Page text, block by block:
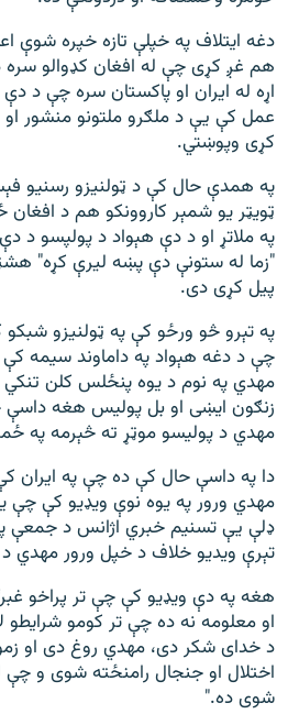
دغه ایتلاف په خپلې تازه خپره شوې
هم غږ کړى چې له افغان کډوالو سره
اړه له ایران او پاکستان سره چې د
عمل کې یې د ملګرو ملتونو منشور او
کړی وپوښتي.
په همدې حال کې د ټولنیزو رسنيو
ټویټر یو شمېر کاروونکو هم د
په ملاتړ او د دې هېواد د پولپسو د
"زما له ستونې دې پښه لیرې کړه"
پیل کړی دی.
په تېرو څو ورځو کې په ټولنيزو
چې د دغه هېواد په داماوند سيمه
مهدي په نوم د يوه پنځلس کلن تنکي
زنګون ايښى او بل پوليس هغه
مهدي د پوليسو موټړ ته څېرمه په
دا په داسې حال کې ده چې په ایران
مهدي ورور په یوه نوې ویډیو کې چې
ډلې یې تسنیم خبري اژانس د جمعې
تېرې ویدیو خلاف د خپل ورور مهدي د
هغه په دې ویډیو کې چې تر پراخو
او معلومه نه ده چې تر کومو شرایطو
د خدای شکر دی، مهدي روغ دی او
اختلال او جنجال رامنځته شوى و
شوى ده."